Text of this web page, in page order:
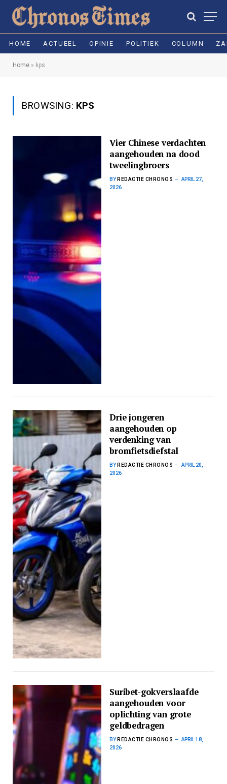
HOME ACTUEEL OPINIE POLITIEK COLUMN
Home » kps
BROWSING: KPS
Vier Chinese verdachten
aangehouden na dood
tweelingbroers
BY REDACTIE CHRONOS
APRIL 27,
2026
Drie jongeren
aangehouden op
verdenking van
bromfietsdiefstal
BY REDACTIE CHRONOS
APRIL 20,
2026
Suribet-gokverslaafde
aangehouden voor
oplichting van grote
geldbedragen
BY REDACTIE CHRONOS
APRIL 18,
2026